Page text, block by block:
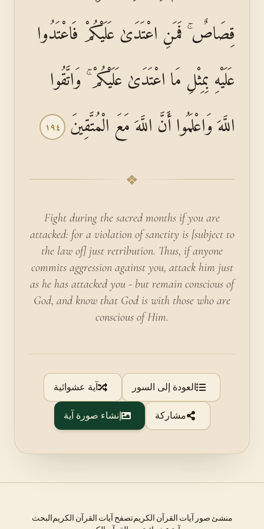
قِصَاصٌ ۚ فَمَنِ اعْتَدَىٰ عَلَيْكُمْ فَاعْتَدُوا
عَلَيْهِ بِمِثْلِ مَا اعْتَدَىٰ عَلَيْكُمْ ۚ وَاتَّقُوا
اللَّهَ وَاعْلَمُوا أَنَّ اللَّهَ مَعَ الْمُتَّقِينَ ١٩٤
❖
Fight during the sacred months if you are
attacked: for a violation of sanctity is [subject to
the law of] just retribution. Thus, if anyone
commits aggression against you, attack him just
as he has attacked you - but remain conscious of
God, and know that God is with those who are
conscious of Him.
العودة إلى السور آية عشوائية
مشاركة إنشاء صورة آية
منشئ صور آيات القرآن الكريمتصفح آيات القرآن الكريمالبحث